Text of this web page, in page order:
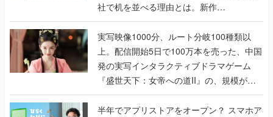
社で机を並べる理由とは。新作
『TATSUJIN EXTREME』で初タッグを組
んだレジェンド2人に訊く開発秘話
実写映像1000分、ルート分岐100種類以
上。配信開始5日で100万本を売った、中国
発の実写インタラクティブドラマゲーム
『盛世天下：女帝への道II』の、規模が違
うこだわりをプロデューサーに聞いた
半年でアプリストアをオープン？ スマホア